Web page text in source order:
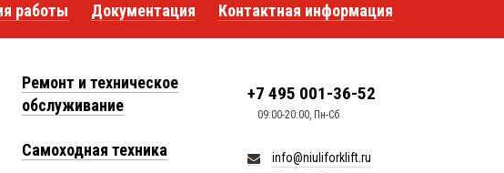
работы Документация Контактная информация
Ремонт и техническое
обслуживание
Самоходная техника
+7 495 001-36-52
09:00-20:00, Пн-Сб
info@niuliforklift.ru